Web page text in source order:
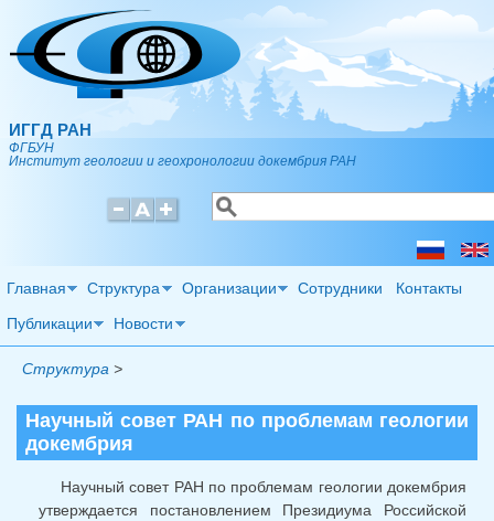
Перейти к основному содержанию
ИГГД РАН
ФГБУН
Институт геологии и геохронологии докембрия РАН
Форма поиска
Поиск
Главная Структура Организации Сотрудники Контакты
Публикации Новости
Структура >
Научный совет РАН по проблемам геологии
докембрия
Научный совет РАН по проблемам геологии докембрия
утверждается постановлением Президиума Российской